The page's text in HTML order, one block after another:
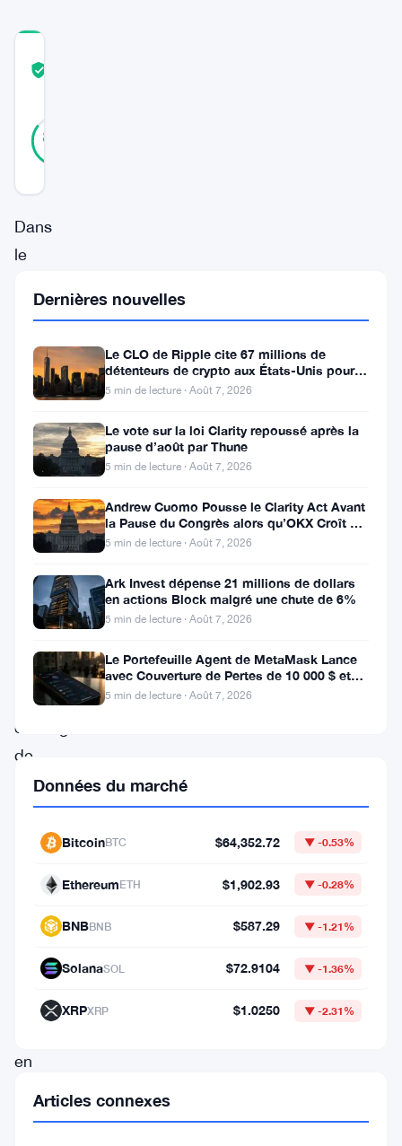
85
Dans
le
d’une
révolutionnaire
visant
améliorer
commodité
des
utilisateurs,
important
échange
de
crypto-
monnaie,
prise
charge
des
en
Dernières nouvelles
Le CLO de Ripple cite 67 millions de
détenteurs de crypto aux États-Unis pour
faire avancer la loi CLARITY
5 min de lecture · Août 7, 2026
Le vote sur la loi Clarity repoussé après la
pause d’août par Thune
5 min de lecture · Août 7, 2026
Andrew Cuomo Pousse le Clarity Act Avant
la Pause du Congrès alors qu’OKX Croît en
Europe
5 min de lecture · Août 7, 2026
Ark Invest dépense 21 millions de dollars
en actions Block malgré une chute de 6%
5 min de lecture · Août 7, 2026
Le Portefeuille Agent de MetaMask Lance
avec Couverture de Pertes de 10 000 $ et
Modes de Trading Doubles
5 min de lecture · Août 7, 2026
Données du marché
BitcoinBTC $64,352.72 ▼ -0.53%
EthereumETH $1,902.93 ▼ -0.28%
BNBBNB $587.29 ▼ -1.21%
SolanaSOL $72.9104 ▼ -1.36%
XRPXRP $1.0250 ▼ -2.31%
Articles connexes